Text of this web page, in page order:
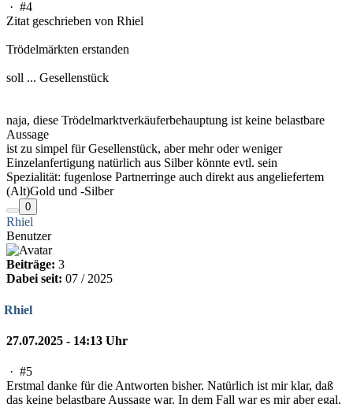
· #4
Zitat geschrieben von Rhiel
Trödelmärkten erstanden
soll ... Gesellenstück
naja, diese Trödelmarktverkäuferbehauptung ist keine belastbare
Aussage
ist zu simpel für Gesellenstück, aber mehr oder weniger
Einzelanfertigung natürlich aus Silber könnte evtl. sein
Spezialität: fugenlose Partnerringe auch direkt aus angeliefertem
(Alt)Gold und -Silber
0
Rhiel
Benutzer
Beiträge: 3
Dabei seit: 07 / 2025
Rhiel
27.07.2025 - 14:13 Uhr
· #5
Erstmal danke für die Antworten bisher. Natürlich ist mir klar, daß
das keine belastbare Aussage war. In dem Fall war es mir aber egal,